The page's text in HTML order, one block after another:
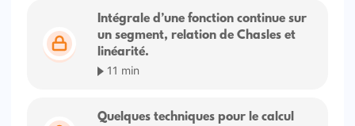
Intégrale d’une fonction continue sur
un segment, relation de Chasles et
linéarité.
11 min
Quelques techniques pour le calcul